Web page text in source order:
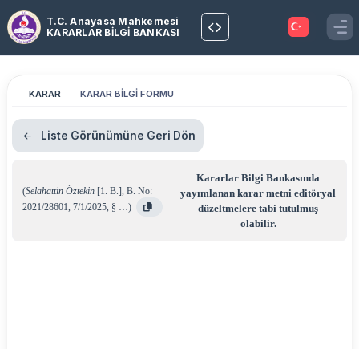
T.C. Anayasa Mahkemesi
KARARLAR BİLGİ BANKASI
KARAR KARAR BİLGİ FORMU
Liste Görünümüne Geri Dön
(Selahattin Öztekin [1. B.], B. No:
2021/28601, 7/1/2025, § …)
Kararlar Bilgi Bankasında
yayımlanan karar metni editöryal
düzeltmelere tabi tutulmuş
olabilir.